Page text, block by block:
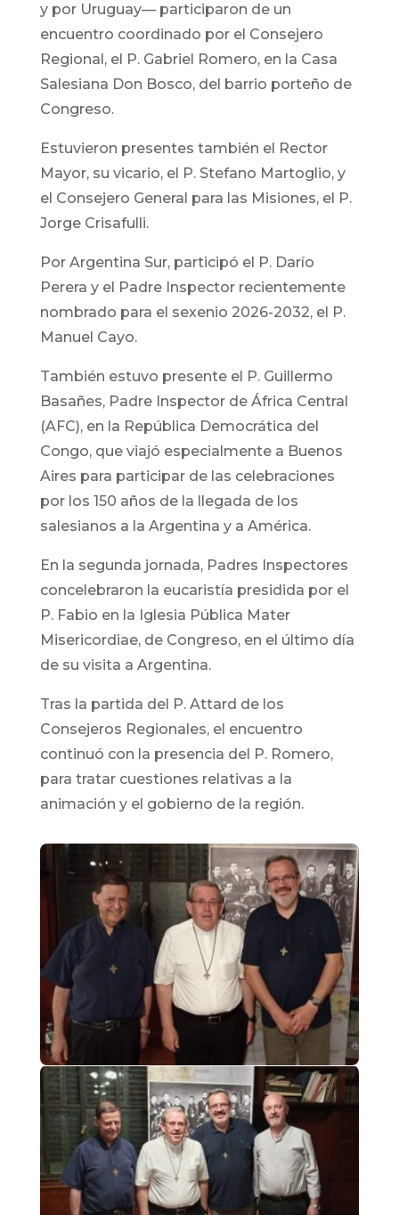
y por Uruguay— participaron de un
encuentro coordinado por el Consejero
Regional, el P. Gabriel Romero, en la Casa
Salesiana Don Bosco, del barrio porteño de
Congreso.
Estuvieron presentes también el Rector
Mayor, su vicario, el P. Stefano Martoglio, y
el Consejero General para las Misiones, el P.
Jorge Crisafulli.
Por Argentina Sur, participó el P. Darío
Perera y el Padre Inspector recientemente
nombrado para el sexenio 2026-2032, el P.
Manuel Cayo.
También estuvo presente el P. Guillermo
Basañes, Padre Inspector de África Central
(AFC), en la República Democrática del
Congo, que viajó especialmente a Buenos
Aires para participar de las celebraciones
por los 150 años de la llegada de los
salesianos a la Argentina y a América.
En la segunda jornada, Padres Inspectores
concelebraron la eucaristía presidida por el
P. Fabio en la Iglesia Pública Mater
Misericordiae, de Congreso, en el último día
de su visita a Argentina.
Tras la partida del P. Attard de los
Consejeros Regionales, el encuentro
continuó con la presencia del P. Romero,
para tratar cuestiones relativas a la
animación y el gobierno de la región.